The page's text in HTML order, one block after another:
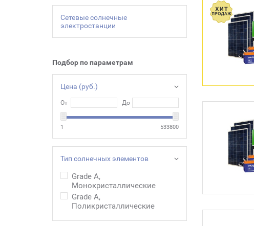
Сетевые солнечные
электростанции
Подбор по параметрам
Цена (руб.)
От До
1 533800
Тип солнечных элементов
Grade A,
Монокристаллические
Grade A,
Поликристаллические